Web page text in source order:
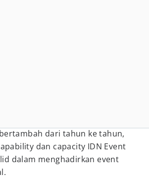
dari tahun ke tahun,
dan capacity IDN Event
dalam menghadirkan event